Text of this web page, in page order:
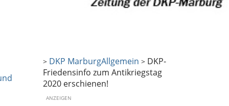
> DKP MarburgAllgemein > DKP-
Friedensinfo zum Antikriegstag
2020 erschienen!
ANZEIGEN